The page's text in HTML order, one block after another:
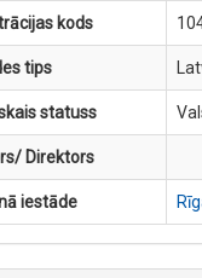
kods
tips
statuss
Direktors
iestāde